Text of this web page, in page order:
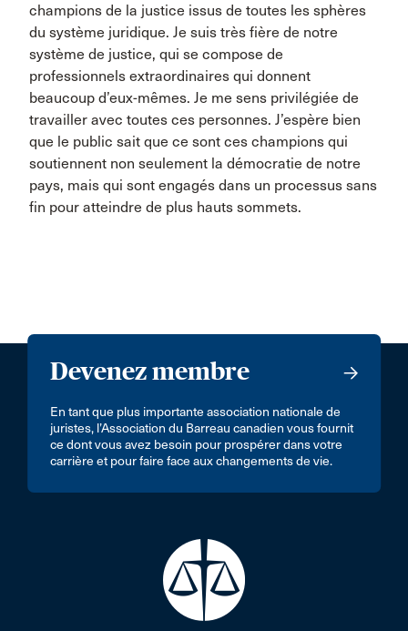
champions de la justice issus de toutes les sphères
du système juridique. Je suis très fière de notre
système de justice, qui se compose de
professionnels extraordinaires qui donnent
beaucoup d’eux-mêmes. Je me sens privilégiée de
travailler avec toutes ces personnes. J’espère bien
que le public sait que ce sont ces champions qui
soutiennent non seulement la démocratie de notre
pays, mais qui sont engagés dans un processus sans
fin pour atteindre de plus hauts sommets.
Devenez membre
En tant que plus importante association nationale de
juristes, l’Association du Barreau canadien vous fournit
ce dont vous avez besoin pour prospérer dans votre
carrière et pour faire face aux changements de vie.